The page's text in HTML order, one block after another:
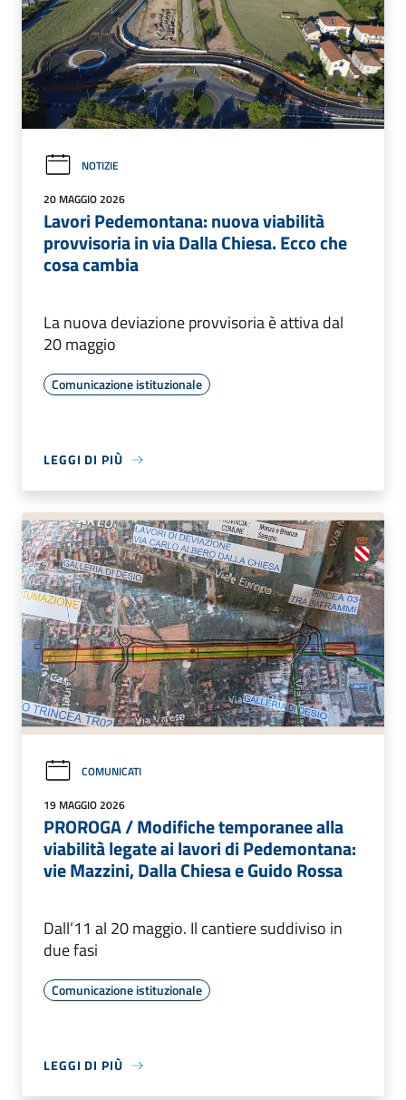
NOTIZIE
20 MAGGIO 2026
Lavori Pedemontana: nuova viabilità
provvisoria in via Dalla Chiesa. Ecco che
cosa cambia
La nuova deviazione provvisoria è attiva dal
20 maggio
Comunicazione istituzionale
LEGGI DI PIÙ
COMUNICATI
19 MAGGIO 2026
PROROGA / Modifiche temporanee alla
viabilità legate ai lavori di Pedemontana:
vie Mazzini, Dalla Chiesa e Guido Rossa
Dall’11 al 20 maggio. Il cantiere suddiviso in
due fasi
Comunicazione istituzionale
LEGGI DI PIÙ